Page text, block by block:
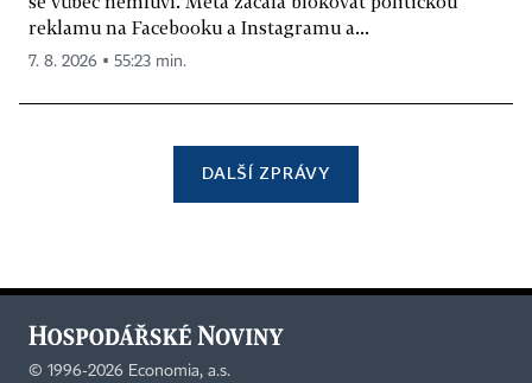
reklamu na Facebooku a Instagramu a...
7. 8. 2026 ▪ 55:23 min.
DALŠÍ ZPRÁVY
© 1996-2026 Economia, a.s.